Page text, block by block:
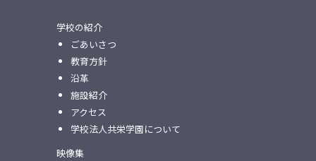
学校の紹介
ごあいさつ
教育方針
沿革
施設紹介
アクセス
学校法人共栄学園について
映像集